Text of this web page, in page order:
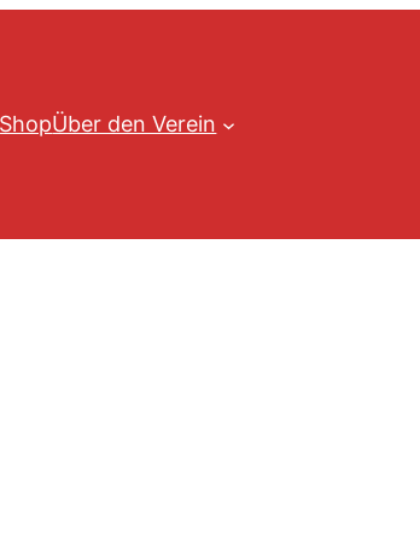
ShopÜber den Verein